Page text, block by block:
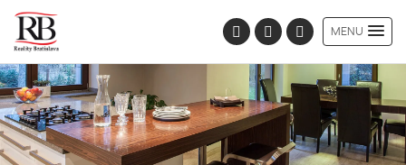
MENU